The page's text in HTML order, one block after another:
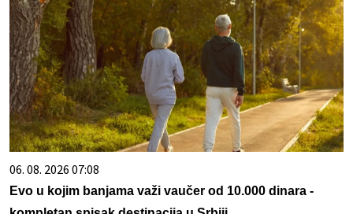
06. 08. 2026 07:08
Evo u kojim banjama važi vaučer od 10.000 dinara -